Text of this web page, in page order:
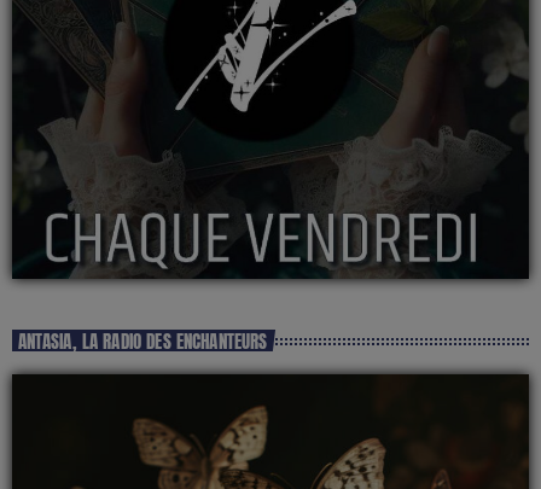
ANTASIA, LA RADIO DES ENCHANTEURS